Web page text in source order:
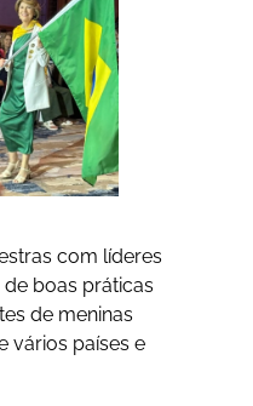
com líderes
boas práticas
de meninas
vários países e